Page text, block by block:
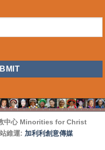
中心 Minorities for Christ
維運: 加利利創意傳媒